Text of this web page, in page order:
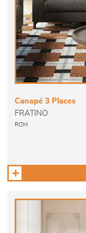
Canapé 3 Places
FRATINO
ROM